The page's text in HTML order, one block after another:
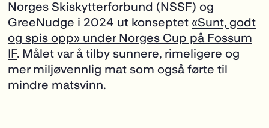
Norges Skiskytterforbund (NSSF) og
GreeNudge i 2024 ut konseptet «Sunt, godt
og spis opp» under Norges Cup på Fossum
IF. Målet var å tilby sunnere, rimeligere og
mer miljøvennlig mat som også førte til
mindre matsvinn.